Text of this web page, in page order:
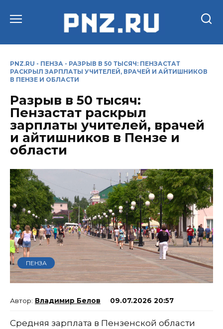
PNZ.RU - ПЕНЗА - РАЗРЫВ В 50 ТЫСЯЧ: ПЕНЗАСТАТ
РАСКРЫЛ ЗАРПЛАТЫ УЧИТЕЛЕЙ, ВРАЧЕЙ И АЙТИШНИКОВ
В ПЕНЗЕ И ОБЛАСТИ
Разрыв в 50 тысяч:
Пензастат раскрыл
зарплаты учителей, врачей
и айтишников в Пензе и
области
ПЕНЗА
Владимир Белов 09.07.2026 20:57
Средняя зарплата в Пензенской области